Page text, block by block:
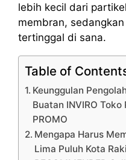
lebih kecil dari
membran,
tertinggal di sana.
Table of
Keunggulan
Buatan INVIRO Toko
PROMO
Mengapa Harus
Lima Puluh Kota